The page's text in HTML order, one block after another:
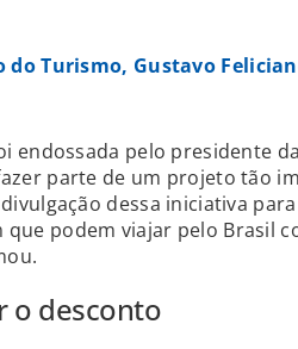
do Turismo, Gustavo
endossada pelo presidente da
parte de um projeto tão
dessa iniciativa
podem viajar pelo Brasil
o desconto